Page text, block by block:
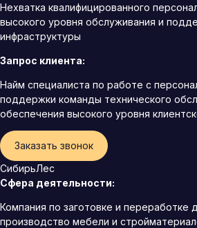
Нехватка квалифицированного
высокого уровня обслуживания и
инфраструктуры
Запрос клиента:
Найм специалиста по работе с
поддержки команды технического
обеспечения высокого уровня
Заказать звонок
СибирьЛес
Сфера деятельности:
Компания по заготовке и переработке
производство мебели и